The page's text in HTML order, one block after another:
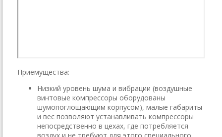
Приемущества:
Низкий уровень шума и вибрации (воздушные
винтовые компрессоры оборудованы
шумопоглощающим корпусом), малые габариты
и вес позволяют устанавливать компрессоры
непосредственно в цехах, где потребляется